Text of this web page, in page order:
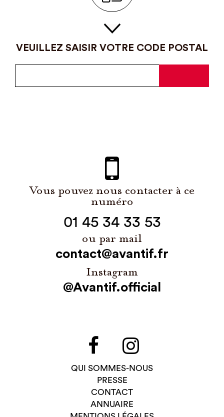
VEUILLEZ SAISIR VOTRE CODE POSTAL
Vous pouvez nous contacter à ce
numéro
01 45 34 33 53
ou par mail
contact@avantif.fr
Instagram
@Avantif.official
QUI SOMMES-NOUS
PRESSE
CONTACT
ANNUAIRE